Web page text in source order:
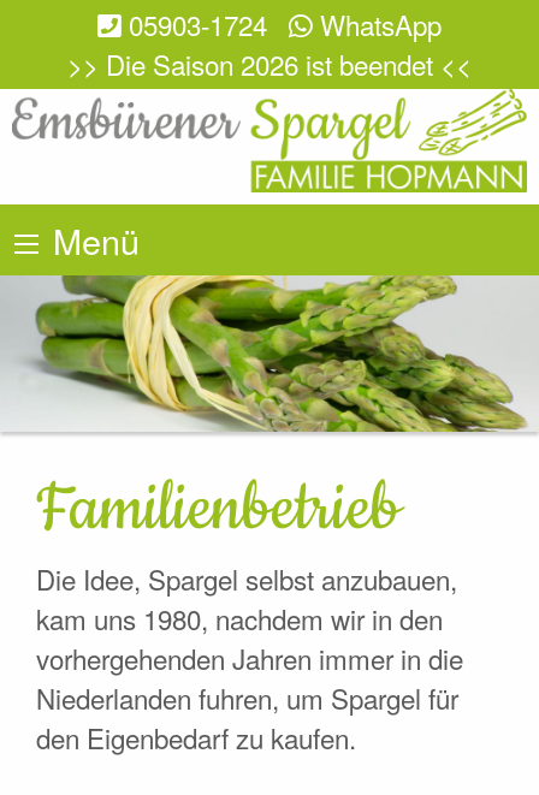
05903-1724
WhatsApp
>> Die Saison 2026 ist beendet <<
Menü
Familienbetrieb
Die Idee, Spargel selbst anzubauen,
kam uns 1980, nachdem wir in den
vorhergehenden Jahren immer in die
Niederlanden fuhren, um Spargel für
den Eigenbedarf zu kaufen.